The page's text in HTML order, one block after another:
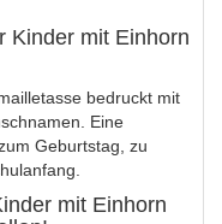
Kinder mit Einhorn
bedruckt mit
Eine
Geburtstag, zu
mit Einhorn